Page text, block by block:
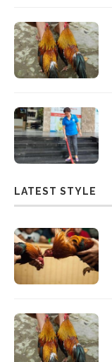
LATEST STYLE